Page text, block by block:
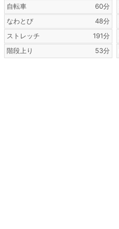
自転車
60分
なわとび
48分
ストレッチ
191分
階段上り
53分